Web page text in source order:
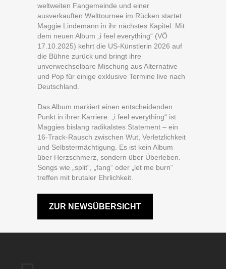
weltweiten Fangemeinde und einer
ausverkauften Welttournee im Rücken startet
Maggie Lindemann in ihr nächstes Kapitel. Mit
dem neuen Album „i feel everything“ (VÖ
17.10.2025) kehrt die US-Künstlerin 2026 auf
die Bühne zurück und bringt ihre
unverwechselbare Mischung aus Alternative
und Pop für einige exklusive Termine live nach
Deutschland.
Das Album markiert einen entscheidenden
Punkt in ihrer Karriere: „i feel everything“ ist
Maggies bislang radikalstes Statement – ein
16-Track-Rausch zwischen Wut, Verletzlichkeit
und Selbstermächtigung. Es ist kein Album
über Herzschmerz, sondern über Überleben.
Songs wie „split“, „fang“ oder „let me burn“
treffen mit brutaler Ehrlichkeit.
ZUR NEWSÜBERSICHT